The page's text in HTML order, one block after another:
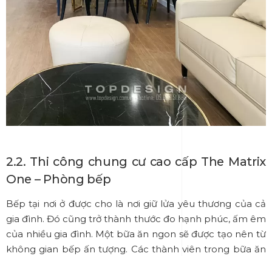
2.2. Thi công chung cư cao cấp The Matrix
One – Phòng bếp
Bếp tại nơi ở được cho là nơi giữ lửa yêu thương của cả
gia đình. Đó cũng trở thành thước đo hạnh phúc, ấm êm
của nhiều gia đình. Một bữa ăn ngon sẽ được tạo nên từ
không gian bếp ấn tượng. Các thành viên trong bữa ăn